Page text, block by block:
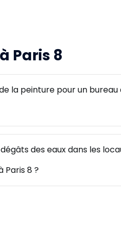
Paris 8
la peinture pour un bureau
des eaux dans les
Paris 8 ?